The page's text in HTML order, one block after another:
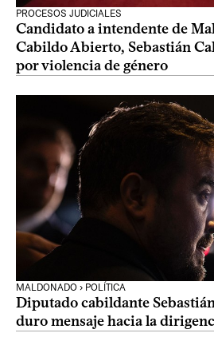
PROCESOS JUDICIALES
Candidato a intendente de
Cabildo Abierto, Sebastián
por violencia de género
MALDONADO › POLÍTICA
Diputado cabildante
duro mensaje hacia la